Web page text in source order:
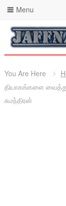
Menu
You Are Here
தியாகங்களை
சுமந்திரன்